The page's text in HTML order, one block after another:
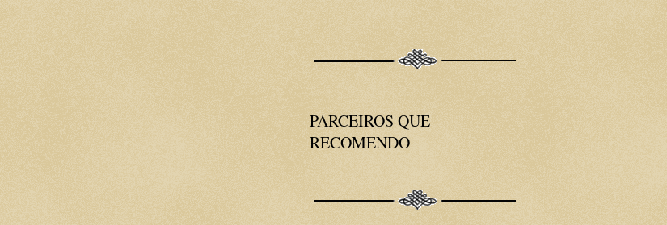
PARCEIROS QUE
RECOMENDO